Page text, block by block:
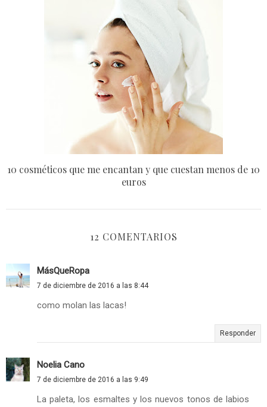
10 cosméticos que me encantan y que cuestan menos de 10
euros
12 COMENTARIOS
MásQueRopa
7 de diciembre de 2016 a las 8:44
como molan las lacas!
Responder
Noelia Cano
7 de diciembre de 2016 a las 9:49
La paleta, los esmaltes y los nuevos tonos de labios